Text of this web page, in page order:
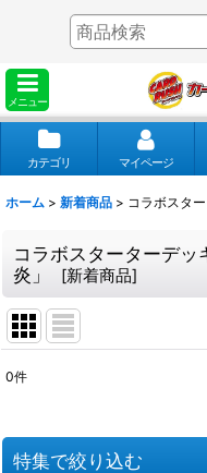
メニュー
カテゴリ マイページ
ホーム > 新着商品 > コラボスタ
コラボスターターデ
炎」
[新着商品]
並び順 :
0件
特集で絞り込む